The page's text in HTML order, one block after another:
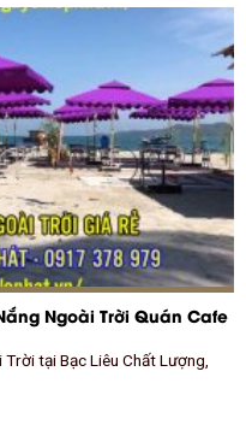
Ngoài Trời Quán Cafe
tại Bạc Liêu Chất Lượng,